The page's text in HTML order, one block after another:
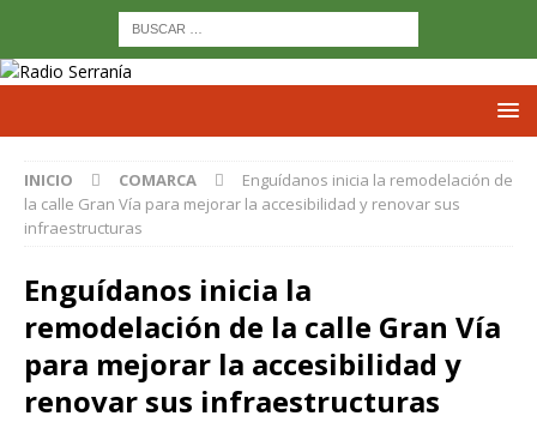
INICIO COMARCA
Enguídanos inicia la remodelación de
la calle Gran Vía para mejorar la accesibilidad y renovar sus
infraestructuras
Enguídanos inicia la
remodelación de la calle Gran Vía
para mejorar la accesibilidad y
renovar sus infraestructuras